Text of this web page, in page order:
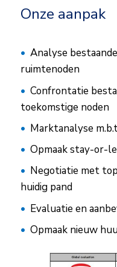
Onze aanpak
Analyse
ruimtenoden
Confrontatie
toekomstige noden
Marktanalyse
Opmaak stay-or-
Negotiatie met
huidig pand
Evaluatie en
Opmaak nieuw